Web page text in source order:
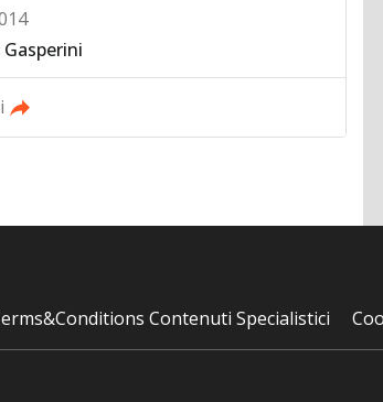
Gasperini
Contenuti Specialistici